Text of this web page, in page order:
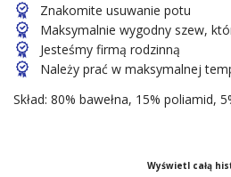
Znakomite usuwanie potu
Maksymalnie wygodny szew,
Jesteśmy firmą rodzinną
Należy prać w maksymalnej
Skład: 80% bawełna, 15% poliamid,
Wyświetl całą